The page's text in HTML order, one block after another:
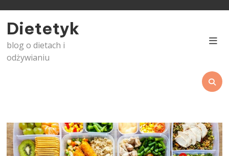
content
Dietetyk
blog o dietach i
odżywianiu